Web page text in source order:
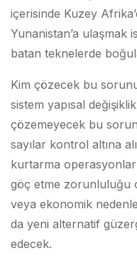
içerisinde Kuzey
Yunanistan’a ulaşmak
batan teknelerde
Kim çözecek bu
sistem yapısal
çözemeyecek bu
sayılar kontrol altına
kurtarma
göç etme zorunluluğu
veya ekonomik
da yeni alternatif
edecek.